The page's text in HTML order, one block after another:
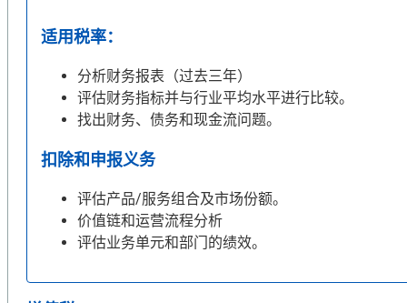
适用税率：
分析财务报表（过去三年）
评估财务指标并与行业平均水平进行比较。
找出财务、债务和现金流问题。
扣除和申报义务
评估产品/服务组合及市场份额。
价值链和运营流程分析
评估业务单元和部门的绩效。